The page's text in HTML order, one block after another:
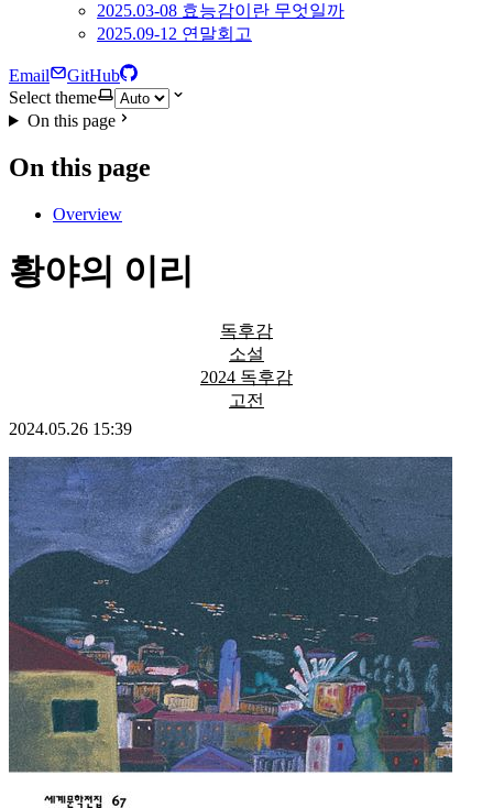
2025.03-08 효능감이란 무엇일까
2025.09-12 연말회고
Email
GitHub
Select theme
On this page
On this page
Overview
황야의 이리
독후감
소설
2024 독후감
고전
2024.05.26 15:39